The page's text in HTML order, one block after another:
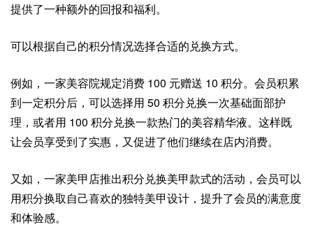
提供了一种额外的回报和福利。
可以根据自己的积分情况选择合适的兑换方式。
例如，一家美容院规定消费 100 元赠送 10 积分。会员积累
到一定积分后，可以选择用 50 积分兑换一次基础面部护
理，或者用 100 积分兑换一款热门的美容精华液。这样既
让会员享受到了实惠，又促进了他们继续在店内消费。
又如，一家美甲店推出积分兑换美甲款式的活动，会员可以
用积分换取自己喜欢的独特美甲设计，提升了会员的满意度
和体验感。